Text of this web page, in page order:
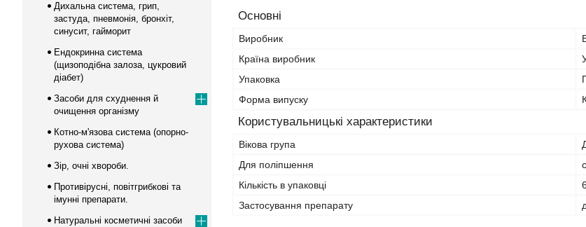
Основні
Виробник
Країна виробник
Упаковка
Форма випуску
Користувальницькі характеристики
Вікова група
Для поліпшення
Кількість в упаковці
Застосування препарату
Дихальна система, грип,
застуда, пневмонія, бронхіт,
синусит, гайморит
Ендокринна система
(щизоподібна залоза, цукровий
діабет)
Засоби для схуднення й
очищення організму
Котно-м'язова система (опорно-
рухова система)
Зір, очні хвороби.
Противірусні, повітгрибкові та
імунні препарати.
Натуральні косметичні засоби